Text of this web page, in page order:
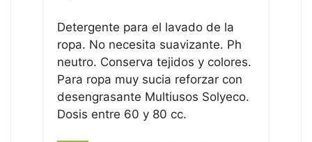
Detergente para el lavado de la
ropa. No necesita suavizante. Ph
neutro. Conserva tejidos y colores.
Para ropa muy sucia reforzar con
desengrasante Multiusos Solyeco.
Dosis entre 60 y 80 cc.